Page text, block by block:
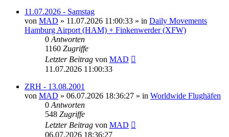
11.07.2026 - Samstag
von MAD » 11.07.2026 11:00:33 » in Daily Movements
Hamburg Airport (HAM) + Finkenwerder (XFW)
0 Antworten
1160 Zugriffe
Letzter Beitrag von MAD
11.07.2026 11:00:33
ZRH - 13.08.2001
von MAD » 06.07.2026 18:36:27 » in Worldwide Flughäfen
0 Antworten
548 Zugriffe
Letzter Beitrag von MAD
06.07.2026 18:36:27